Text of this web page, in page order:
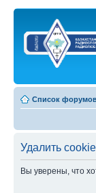
Список
Удалить
Вы уверены, что